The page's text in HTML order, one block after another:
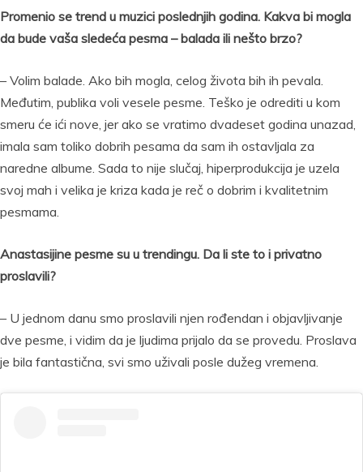
Promenio se trend u muzici poslednjih godina. Kakva bi mogla
da bude vaša sledeća pesma – balada ili nešto brzo?
– Volim balade. Ako bih mogla, celog života bih ih pevala.
Međutim, publika voli vesele pesme. Teško je odrediti u kom
smeru će ići nove, jer ako se vratimo dvadeset godina unazad,
imala sam toliko dobrih pesama da sam ih ostavljala za
naredne albume. Sada to nije slučaj, hiperprodukcija je uzela
svoj mah i velika je kriza kada je reč o dobrim i kvalitetnim
pesmama.
Anastasijine pesme su u trendingu. Da li ste to i privatno
proslavili?
– U jednom danu smo proslavili njen rođendan i objavljivanje
dve pesme, i vidim da je ljudima prijalo da se provedu. Proslava
je bila fantastična, svi smo uživali posle dužeg vremena.